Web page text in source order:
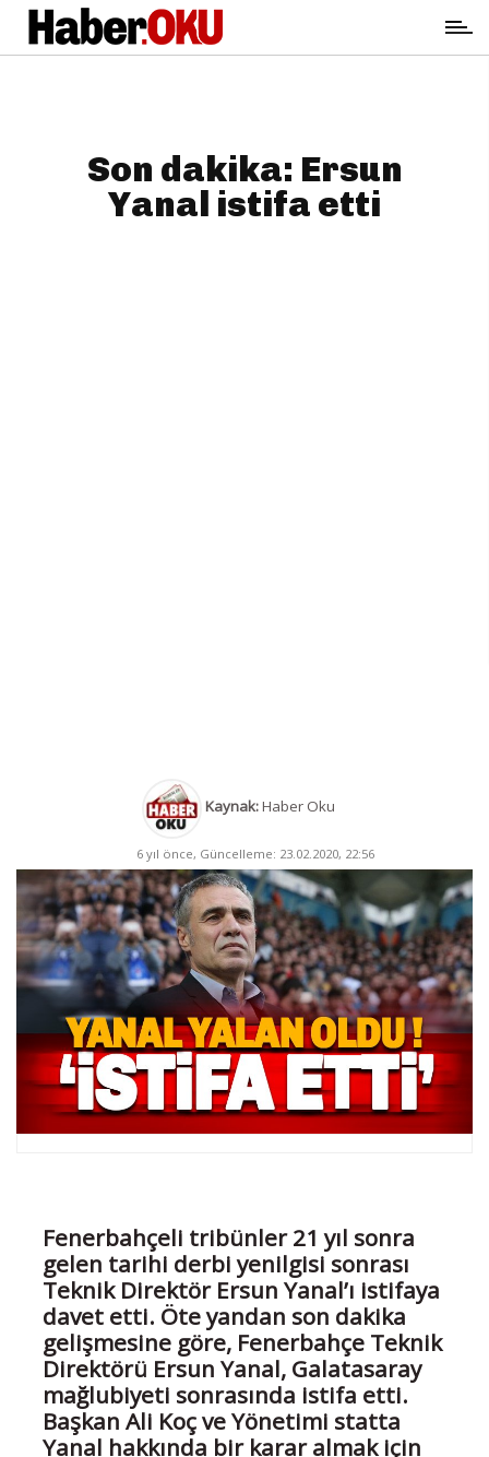
Son dakika: Ersun
Yanal istifa etti
Kaynak:Haber Oku
6 yıl önce, Güncelleme: 23.02.2020, 22:56
Fenerbahçeli tribünler 21 yıl sonra
gelen tarihi derbi yenilgisi sonrası
Teknik Direktör Ersun Yanal’ı istifaya
davet etti. Öte yandan son dakika
gelişmesine göre, Fenerbahçe Teknik
Direktörü Ersun Yanal, Galatasaray
mağlubiyeti sonrasında istifa etti.
Başkan Ali Koç ve Yönetimi statta
Yanal hakkında bir karar almak için